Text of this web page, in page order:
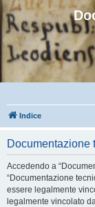
Indice
Documentazione
Accedendo a
“Documentazione
essere legalmente
legalmente vincolato